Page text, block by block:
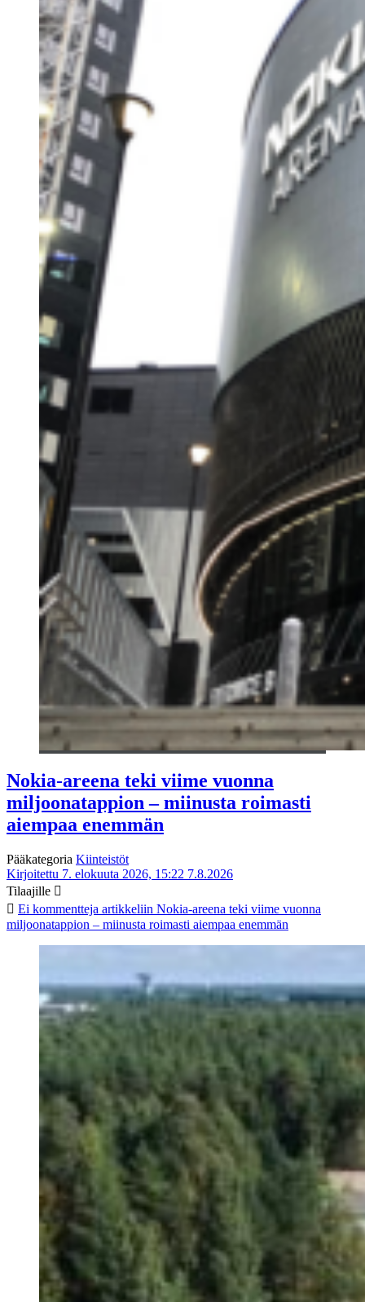
Nokia-areena teki viime vuonna
miljoonatappion – miinusta roimasti
aiempaa enemmän
Pääkategoria Kiinteistöt
Kirjoitettu 7. elokuuta 2026, 15:22 7.8.2026
Tilaajille
Ei kommentteja artikkeliin Nokia-areena teki viime vuonna
miljoonatappion – miinusta roimasti aiempaa enemmän